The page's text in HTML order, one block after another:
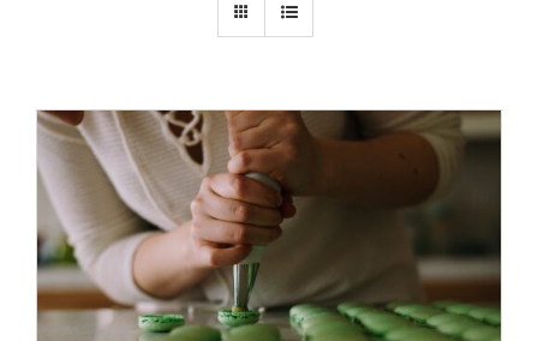
AJOUTER AU PANIER